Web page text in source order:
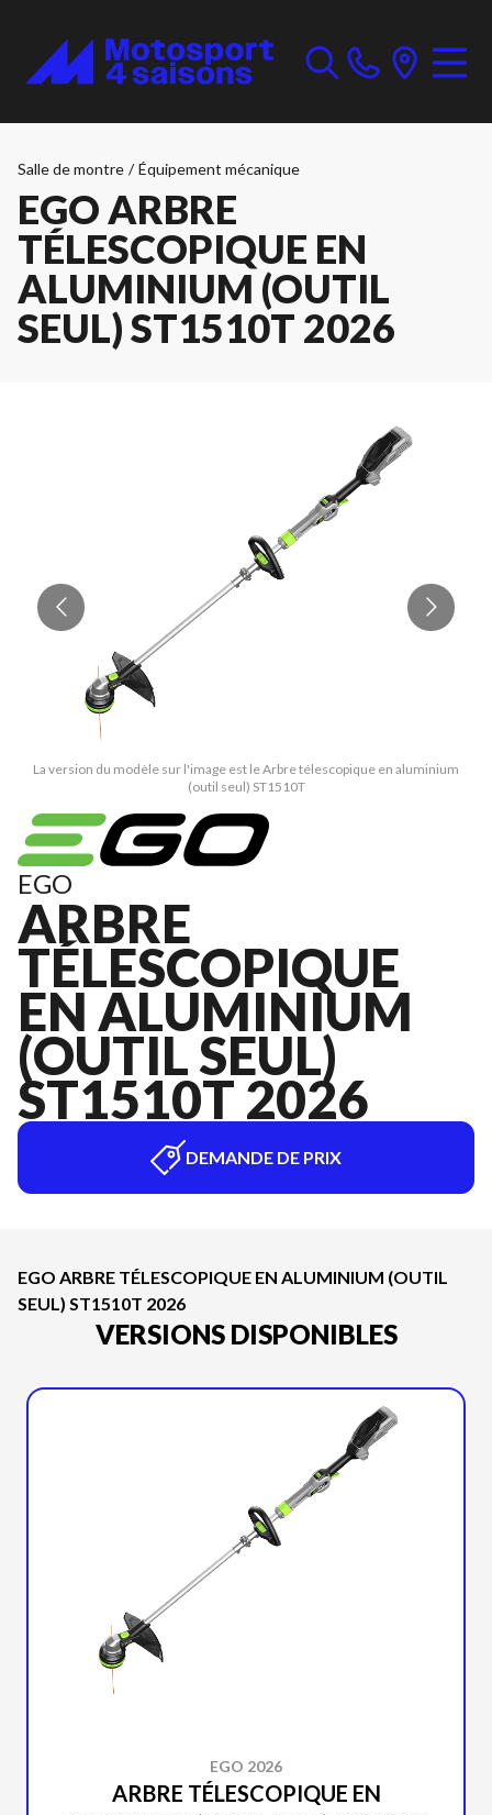
Salle de montre / Équipement mécanique
EGO ARBRE
TÉLESCOPIQUE EN
ALUMINIUM (OUTIL
SEUL) ST1510T 2026
La version du modèle sur l'image est le Arbre télescopique en aluminium
(outil seul) ST1510T
EGO
ARBRE
TÉLESCOPIQUE
EN ALUMINIUM
(OUTIL SEUL)
ST1510T 2026
DEMANDE DE PRIX
EGO ARBRE TÉLESCOPIQUE EN ALUMINIUM (OUTIL
SEUL) ST1510T 2026
VERSIONS DISPONIBLES
EGO 2026
ARBRE TÉLESCOPIQUE EN